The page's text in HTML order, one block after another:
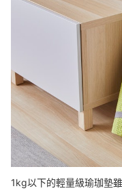
1kg以下的輕量級瑜珈墊